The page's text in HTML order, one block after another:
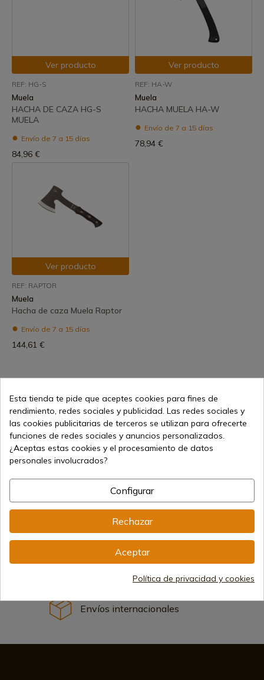
Ver producto
REF: HG-S
Muela
HACHA DE CAZA HG-S
MUELA
Envío de 7 a 15 días
84,96 €
Ver producto
REF: HA-W
Muela
HACHA MUELA HA-W
Envío de 7 a 15 días
78,94 €
Ver producto
REF: RAPTOR
Muela
Hacha de caza Muela Raptor
Envío de 7 a 15 días
144,61 €
1
Vendiendo online desde 1998
Métodos de pago seguros
Envíos internacionales
Esta tienda te pide que aceptes cookies para fines de
rendimiento, redes sociales y publicidad. Las redes sociales y
las cookies publicitarias de terceros se utilizan para ofrecerte
funciones de redes sociales y anuncios personalizados.
¿Aceptas estas cookies y el procesamiento de datos
personales involucrados?
Configurar
Rechazar
Aceptar
Política de privacidad y cookies